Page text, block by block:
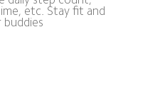
etc. Stay fit and